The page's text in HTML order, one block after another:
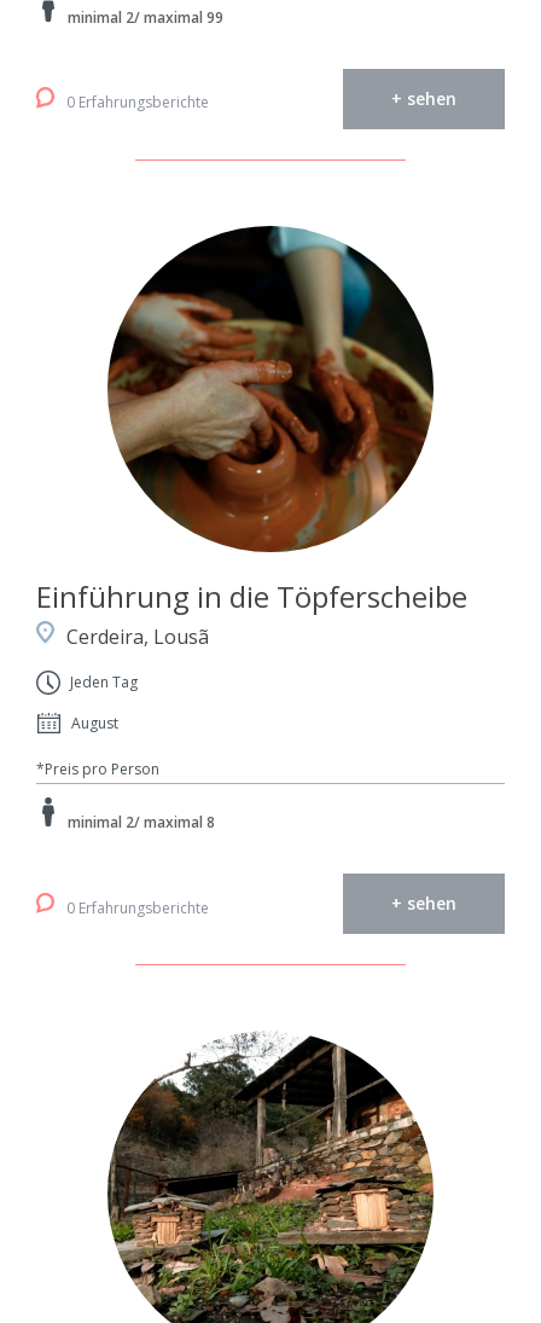
minimal 2/ maximal 99
0 Erfahrungsberichte + sehen
Einführung in die Töpferscheibe
Cerdeira, Lousã
Jeden Tag
August
*Preis pro Person
minimal 2/ maximal 8
0 Erfahrungsberichte + sehen